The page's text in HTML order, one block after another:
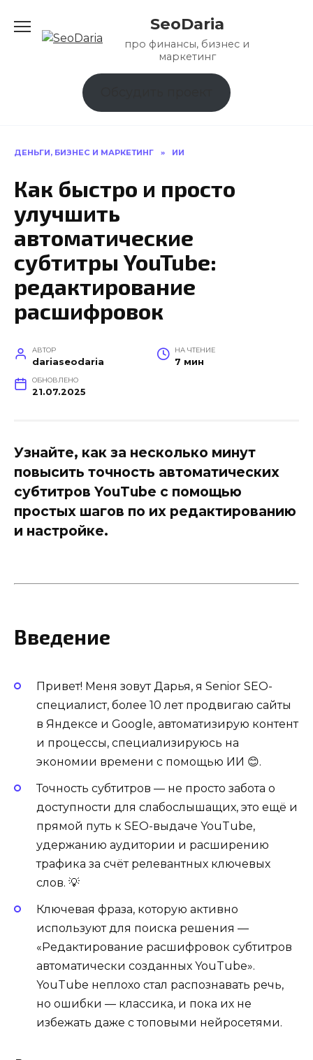
содержанию
SeoDaria
про финансы, бизнес и
маркетинг
ДЕНЬГИ, БИЗНЕС И МАРКЕТИНГ » ИИ
Как быстро и просто
улучшить
автоматические
субтитры YouTube:
редактирование
расшифровок
АВТОР
dariaseodaria
НА ЧТЕНИЕ
7 мин
ОБНОВЛЕНО
21.07.2025
Узнайте, как за несколько минут
повысить точность автоматических
субтитров YouTube с помощью
простых шагов по их редактированию
и настройке.
Введение
Привет! Меня зовут Дарья, я Senior SEO-
специалист, более 10 лет продвигаю сайты
в Яндексе и Google, автоматизирую контент
и процессы, специализируюсь на
экономии времени с помощью ИИ 😊.
Точность субтитров — не просто забота о
доступности для слабослышащих, это ещё и
прямой путь к SEO-выдаче YouTube,
удержанию аудитории и расширению
трафика за счёт релевантных ключевых
слов. 💡
Ключевая фраза, которую активно
используют для поиска решения —
«Редактирование расшифровок субтитров
автоматически созданных YouTube».
YouTube неплохо стал распознавать речь,
но ошибки — классика, и пока их не
избежать даже с топовыми нейросетями.